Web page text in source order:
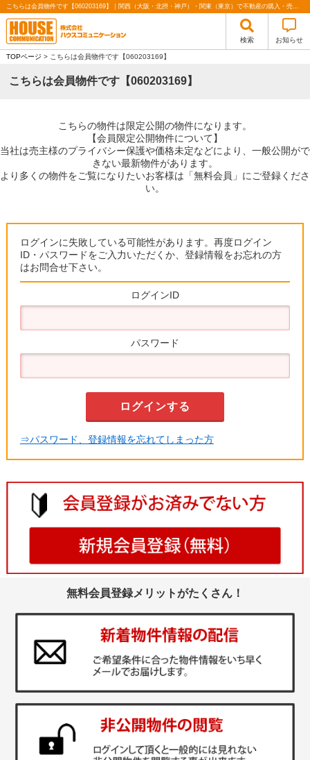
こちらは会員物件です【060203169】｜関西（大阪・北摂・神戸）・関東（東京）で不動産の購入・売却、注文住宅、リノベーションの事なら株式会社ハウスコミュニケーション
検索 お知らせ
TOPページ > こちらは会員物件です【060203169】
こちらは会員物件です【060203169】
こちらの物件は限定公開の物件になります。
【会員限定公開物件について】
当社は売主様のプライバシー保護や価格未定などにより、一般公開がで
きない最新物件があります。
より多くの物件をご覧になりたいお客様は「無料会員」にご登録くださ
い。
ログインに失敗している可能性があります。再度ログイン
ID・パスワードをご入力いただくか、登録情報をお忘れの方
はお問合せ下さい。
ログインID
パスワード
⇒パスワード、登録情報を忘れてしまった方
無料会員登録メリットがたくさん！